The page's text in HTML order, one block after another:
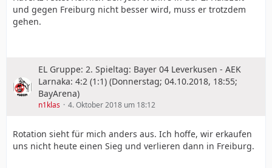
und gegen Freiburg nicht besser wird, muss er trotzdem
gehen.
EL Gruppe: 2. Spieltag: Bayer 04 Leverkusen - AEK
Larnaka: 4:2 (1:1) (Donnerstag; 04.10.2018, 18:55;
BayArena)
n1klas 4. Oktober 2018 um 18:12
Rotation sieht für mich anders aus. Ich hoffe, wir erkaufen
uns nicht heute einen Sieg und verlieren dann in Freiburg.